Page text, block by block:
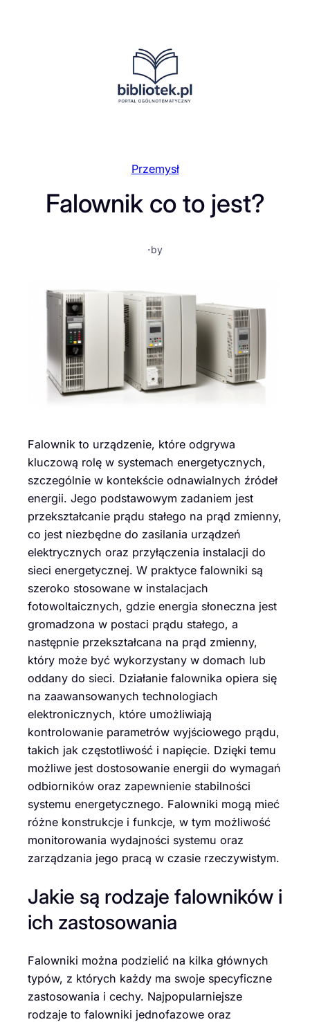
Przemysł
Falownik co to jest?
·by
Falownik to urządzenie, które odgrywa
kluczową rolę w systemach energetycznych,
szczególnie w kontekście odnawialnych źródeł
energii. Jego podstawowym zadaniem jest
przekształcanie prądu stałego na prąd zmienny,
co jest niezbędne do zasilania urządzeń
elektrycznych oraz przyłączenia instalacji do
sieci energetycznej. W praktyce falowniki są
szeroko stosowane w instalacjach
fotowoltaicznych, gdzie energia słoneczna jest
gromadzona w postaci prądu stałego, a
następnie przekształcana na prąd zmienny,
który może być wykorzystany w domach lub
oddany do sieci. Działanie falownika opiera się
na zaawansowanych technologiach
elektronicznych, które umożliwiają
kontrolowanie parametrów wyjściowego prądu,
takich jak częstotliwość i napięcie. Dzięki temu
możliwe jest dostosowanie energii do wymagań
odbiorników oraz zapewnienie stabilności
systemu energetycznego. Falowniki mogą mieć
różne konstrukcje i funkcje, w tym możliwość
monitorowania wydajności systemu oraz
zarządzania jego pracą w czasie rzeczywistym.
Jakie są rodzaje falowników i
ich zastosowania
Falowniki można podzielić na kilka głównych
typów, z których każdy ma swoje specyficzne
zastosowania i cechy. Najpopularniejsze
rodzaje to falowniki jednofazowe oraz